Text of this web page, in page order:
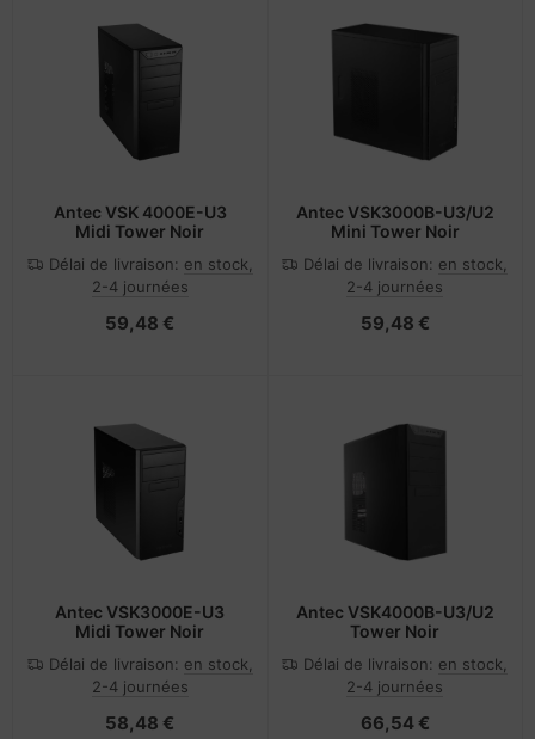
Antec VSK 4000E-U3
Midi Tower Noir
Délai de livraison: en stock,
2-4 journées
59,48 €
Antec VSK3000B-U3/U2
Mini Tower Noir
Délai de livraison: en stock,
2-4 journées
59,48 €
Antec VSK3000E-U3
Midi Tower Noir
Délai de livraison: en stock,
2-4 journées
58,48 €
Antec VSK4000B-U3/U2
Tower Noir
Délai de livraison: en stock,
2-4 journées
66,54 €